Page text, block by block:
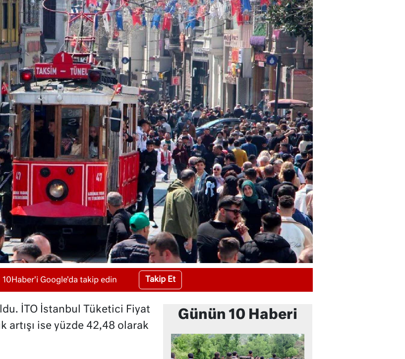
10Haber'i Google'da takip edin Takip Et
İTO İstanbul Tüketici Fiyat
artışı ise yüzde 42,48 olarak
Günün 10 Haberi